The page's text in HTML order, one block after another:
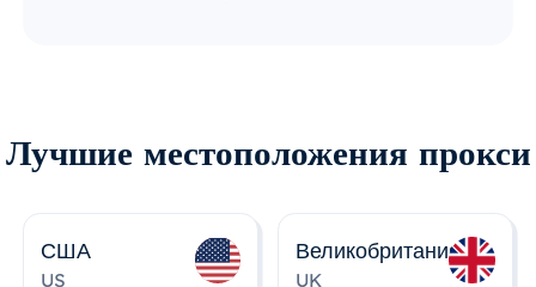
Лучшие местоположения прокси
США
US
Великобритания
UK